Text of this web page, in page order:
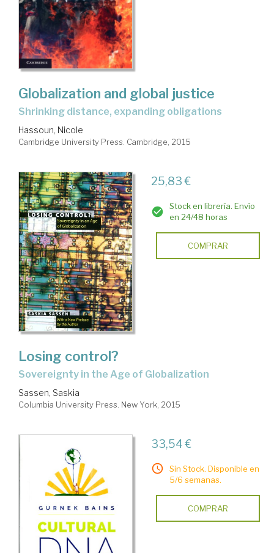
Globalization and global justice
shrinking distance, expanding obligations
Hassoun, Nicole
Cambridge University Press. Cambridge, 2015
25,83 €
Stock en librería. Envío
en 24/48 horas
COMPRAR
Losing control?
sovereignty in the Age of Globalization
Sassen, Saskia
Columbia University Press. New York, 2015
33,54 €
Sin Stock. Disponible en
5/6 semanas.
COMPRAR